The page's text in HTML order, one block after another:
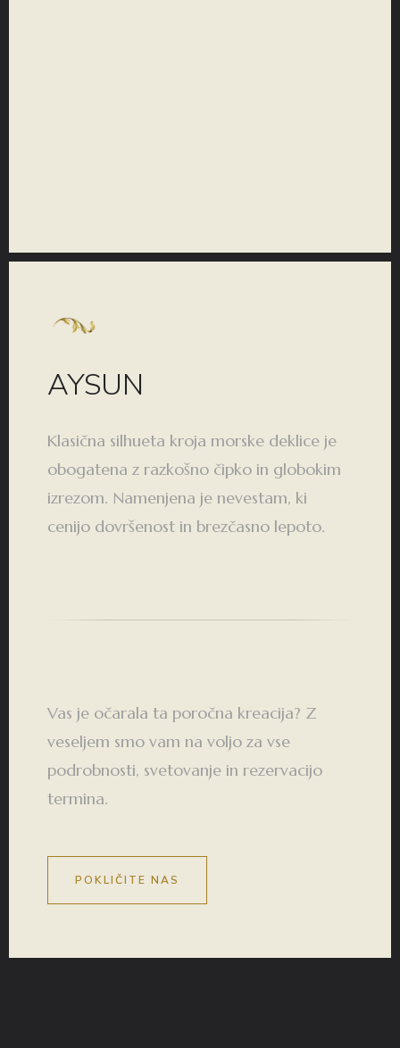
AYSUN
Klasična silhueta kroja morske deklice je
obogatena z razkošno čipko in globokim
izrezom. Namenjena je nevestam, ki
cenijo dovršenost in brezčasno lepoto.
Vas je očarala ta poročna kreacija? Z
veseljem smo vam na voljo za vse
podrobnosti, svetovanje in rezervacijo
termina.
POKLIČITE NAS